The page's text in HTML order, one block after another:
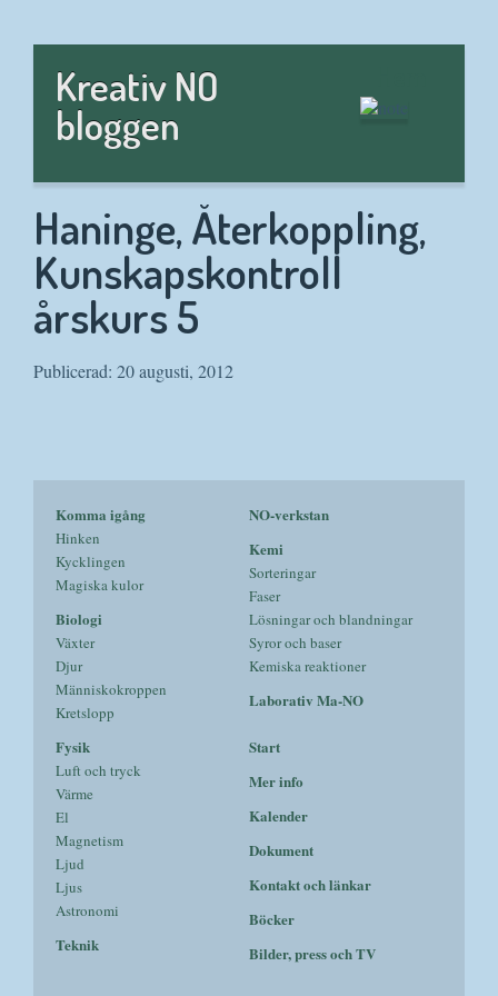
Kreativ NO
bloggen
Haninge, Återkoppling,
Kunskapskontroll
årskurs 5
Publicerad: 20 augusti, 2012
Komma igång
Hinken
Kycklingen
Magiska kulor
Biologi
Växter
Djur
Människokroppen
Kretslopp
NO-verkstan
Kemi
Sorteringar
Faser
Lösningar och blandningar
Syror och baser
Kemiska reaktioner
Laborativ Ma-NO
Fysik
Luft och tryck
Värme
El
Magnetism
Ljud
Ljus
Astronomi
Teknik
Start
Mer info
Kalender
Dokument
Kontakt och länkar
Böcker
Bilder, press och TV